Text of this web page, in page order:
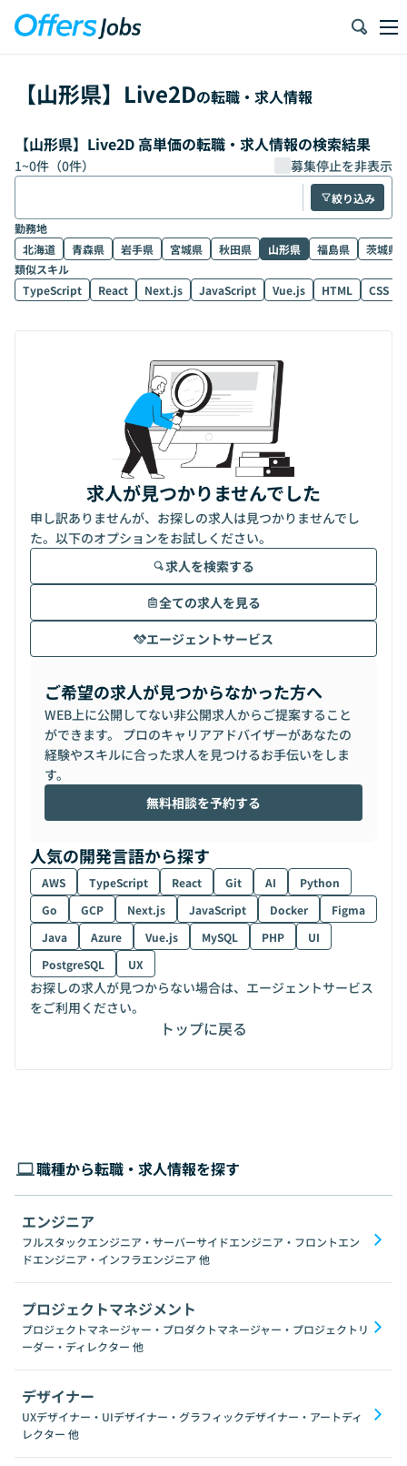
【山形県】 Live2Dの転職・求人情報
【山形県】Live2D 高単価の転職・求人情報の検索結果
1~0件（0件） 募集停止を非表示
絞り込み
勤務地
北海道
青森県 岩手県 宮城県 秋田県 山形県 福島県
茨城県
類似スキル
TypeScript
React Next.js JavaScript Vue.js HTML CSS
求人が見つかりませんでした
申し訳ありませんが、お探しの求人は見つかりませんでし
た。以下のオプションをお試しください。
求人を検索する
全ての求人を見る
エージェントサービス
ご希望の求人が見つからなかった方へ
WEB上に公開してない非公開求人からご提案すること
ができます。 プロのキャリアアドバイザーがあなたの
経験やスキルに合った求人を見つけるお手伝いをしま
す。
無料相談を予約する
人気の開発言語から探す
AWS TypeScript React Git AI
Python
Go
GCP Next.js JavaScript Docker
Figma
Java
Azure Vue.js MySQL PHP
UI
PostgreSQL
UX
お探しの求人が見つからない場合は、エージェントサービス
をご利用ください。
トップに戻る
職種から転職・求人情報を探す
エンジニア
フルスタックエンジニア・サーバーサイドエンジニア・フロントエン
ドエンジニア・インフラエンジニア 他
プロジェクトマネジメント
プロジェクトマネージャー・プロダクトマネージャー・プロジェクトリ
ーダー・ディレクター 他
デザイナー
UXデザイナー・UIデザイナー・グラフィックデザイナー・アートディ
レクター 他